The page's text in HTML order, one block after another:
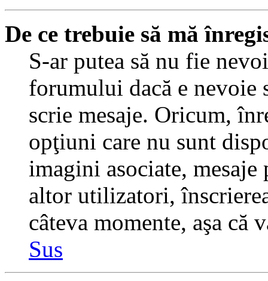
De ce trebuie să mă
S-ar putea să nu fie
forumului dacă e nevoie
scrie mesaje. Oricum,
opţiuni care nu sunt
imagini asociate,
altor utilizatori,
câteva momente, aşa că
Sus